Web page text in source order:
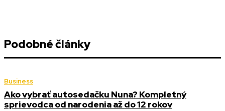
Podobné články
Business
Ako vybrať autosedačku Nuna? Kompletný
sprievodca od narodenia až do 12 rokov